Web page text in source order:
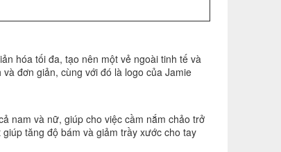
hóa tối đa, tạo nên một vẻ ngoài tinh tế và
đơn giản, cùng với đó là logo của Jamie
nam và nữ, giúp cho việc cầm nắm chảo trở
tăng độ bám và giảm trầy xước cho tay